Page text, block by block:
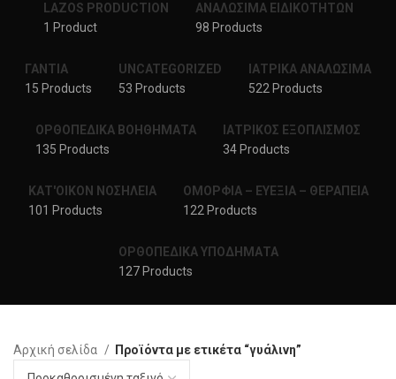
LAZOS PRODUCTION
1 Product
ΑΝΑΛΩΣΙΜΑ ΕΙΔΙΚΟΤΗΤΩΝ
98 Products
ΓΑΝΤΙΑ
15 Products
UNCATEGORIZED
53 Products
ΙΑΤΡΙΚΑ ΑΝΑΛΩΣΙΜΑ
522 Products
ΟΡΘΟΠΕΔΙΚΑ ΒΟΗΘΗΜΑΤΑ
135 Products
ΙΑΤΡΙΚΟΣ ΕΞΟΠΛΙΣΜΟΣ
34 Products
ΚΑΤ'ΟΙΚΟΝ ΝΟΣΗΛΕΙΑ
101 Products
ΟΜΟΡΦΙΑ – ΕΥΕΞΙΑ – ΘΕΡΑΠΕΙΑ
122 Products
ΟΡΘΟΠΕΔΙΚΑ ΥΠΟΔΗΜΑΤΑ
127 Products
Αρχική σελίδα Προϊόντα με ετικέτα “γυάλινη”